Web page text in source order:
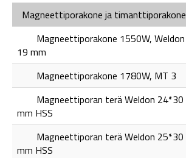
Magneettiporakone ja timanttiporakone
Magneettiporakone 1550W, Weldon
19 mm
Magneettiporakone 1780W, MT 3
Magneettiporan terä Weldon 24*30
mm HSS
Magneettiporan terä Weldon 25*30
mm HSS